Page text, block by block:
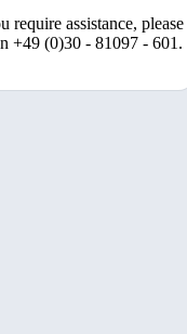
assistance, please
+49 (0)30 - 81097 - 601.